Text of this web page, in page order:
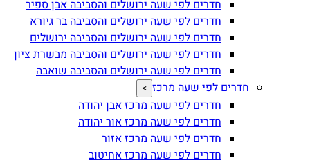
חדרים לפי שעה ירושלים והסביבה אבן ספיר
חדרים לפי שעה ירושלים והסביבה בר גיורא
חדרים לפי שעה ירושלים והסביבה ירושלים
חדרים לפי שעה ירושלים והסביבה מבשרת ציון
חדרים לפי שעה ירושלים והסביבה שואבה
חדרים לפי שעה מרכז >
חדרים לפי שעה מרכז אבן יהודה
חדרים לפי שעה מרכז אור יהודה
חדרים לפי שעה מרכז אזור
חדרים לפי שעה מרכז אחיטוב